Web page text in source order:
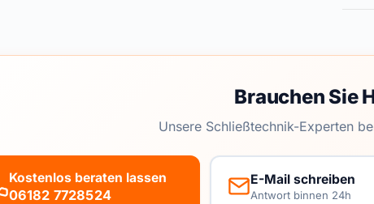
Brauchen Sie
Unsere Schließtechnik-Experten
Kostenlos beraten lassen
06182 7728524
E-Mail schreiben
Antwort binnen 24h